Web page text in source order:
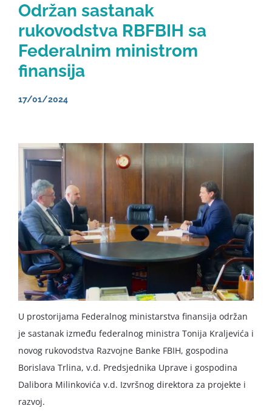
Održan sastanak
rukovodstva RBFBIH sa
Federalnim ministrom
finansija
17/01/2024
U prostorijama Federalnog ministarstva finansija održan
je sastanak između federalnog ministra Tonija Kraljevića i
novog rukovodstva Razvojne Banke FBIH, gospodina
Borislava Trlina, v.d. Predsjednika Uprave i gospodina
Dalibora Milinkovića v.d. Izvršnog direktora za projekte i
razvoj.